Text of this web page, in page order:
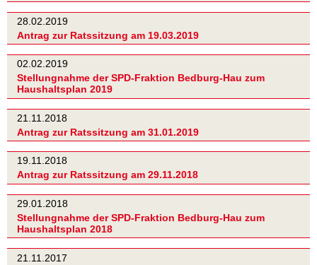
28.02.2019
Antrag zur Ratssitzung am 19.03.2019
02.02.2019
Stellungnahme der SPD-Fraktion Bedburg-Hau zum
Haushaltsplan 2019
21.11.2018
Antrag zur Ratssitzung am 31.01.2019
19.11.2018
Antrag zur Ratssitzung am 29.11.2018
29.01.2018
Stellungnahme der SPD-Fraktion Bedburg-Hau zum
Haushaltsplan 2018
21.11.2017